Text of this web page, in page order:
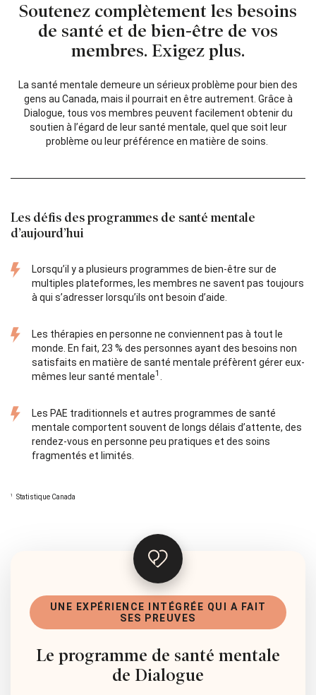
Soutenez complètement les besoins
de santé et de bien-être de vos
membres. Exigez plus.
La santé mentale demeure un sérieux problème pour bien des
gens au Canada, mais il pourrait en être autrement. Grâce à
Dialogue, tous vos membres peuvent facilement obtenir du
soutien à l’égard de leur santé mentale, quel que soit leur
problème ou leur préférence en matière de soins.
Les défis des programmes de santé mentale
d’aujourd’hui
Lorsqu’il y a plusieurs programmes de bien-être sur de
multiples plateformes, les membres ne savent pas toujours
à qui s’adresser lorsqu’ils ont besoin d’aide.
Les thérapies en personne ne conviennent pas à tout le
monde. En fait, 23 % des personnes ayant des besoins non
satisfaits en matière de santé mentale préfèrent gérer eux-
mêmes leur santé mentale1
Les PAE traditionnels et autres programmes de santé
mentale comportent souvent de longs délais d’attente, des
rendez-vous en personne peu pratiques et des soins
fragmentés et limités.
Statistique Canada
UNE EXPÉRIENCE INTÉGRÉE QUI A FAIT
SES PREUVES
Le programme de santé mentale
de Dialogue